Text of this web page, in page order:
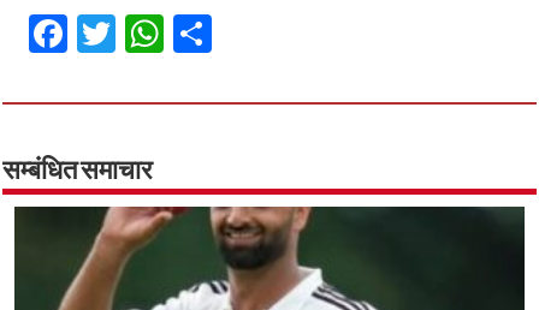
Fa
ce
b
o
o
k
T
wi
tt
er
W
h
at
p
p
ar
सम्बंधित समाचार